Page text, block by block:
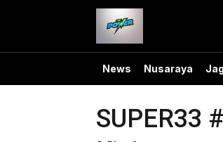
News Nusaraya
SUPER33